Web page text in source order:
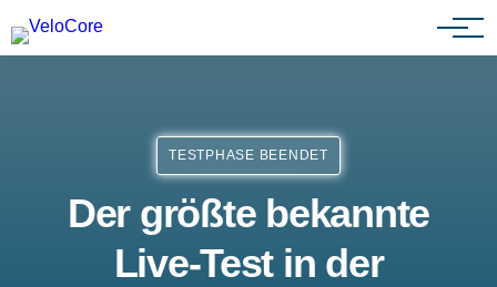
Agenturen & Webdesigner
TESTPHASE BEENDET
Der größte bekannte
Live-Test in der